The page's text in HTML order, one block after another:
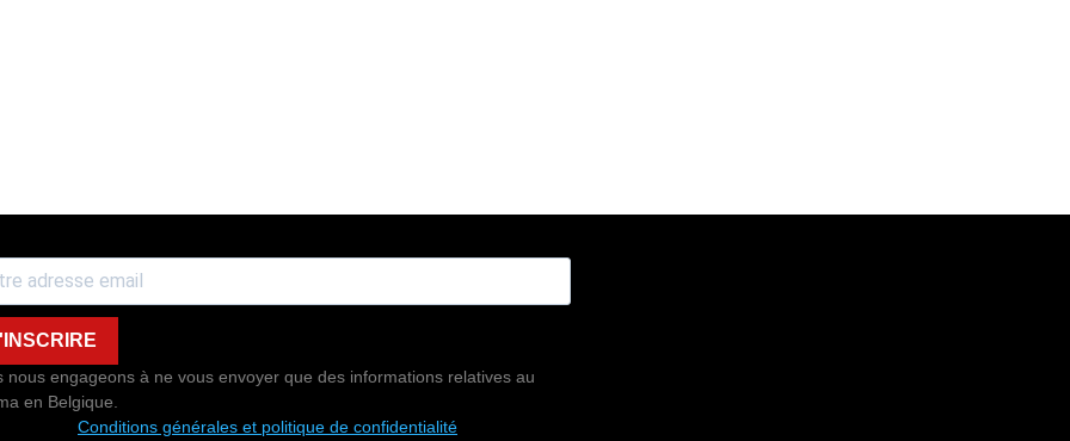
nous engageons à ne vous envoyer que des informations relatives au
en Belgique.
Conditions générales et politique de confidentialité